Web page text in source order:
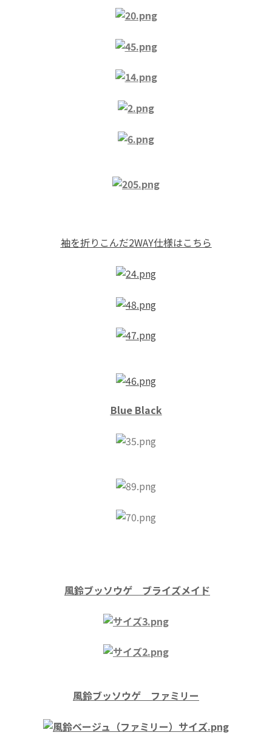
袖を折りこんだ2WAY仕様はこちら
Blue Black
風鈴ブッソウゲ ブライズメイド
風鈴ブッソウゲ ファミリー